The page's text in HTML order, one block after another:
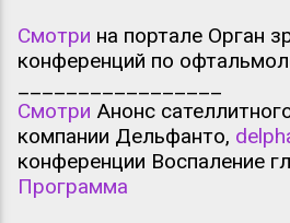
Смотри на портале Орган
конференций по
Смотри Анонс
компании Дельфанто,
конференции Воспаление
Программа